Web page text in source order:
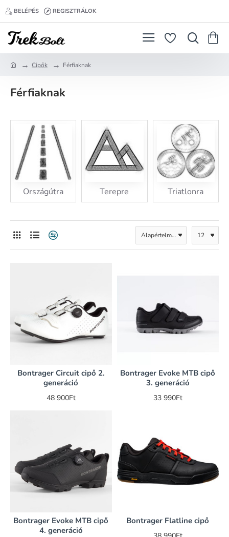
BELÉPÉS REGISZTRÁLOK
m
Cipők Férfiaknak
Férfiaknak
Országútra Terepre Triatlonra
Bontrager Circuit cipő 2.
generáció
48 900Ft
Bontrager Evoke MTB cipő
3. generáció
33 990Ft
Bontrager Evoke MTB cipő
4. generáció
Bontrager Flatline cipő